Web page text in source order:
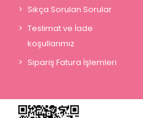
Sıkça Sorulan Sorular
Teslimat ve İade
koşullarımız
Sipariş Fatura İşlemleri